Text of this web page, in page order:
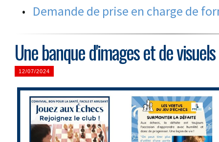
• Demande de prise en charge de
Une banque d'images et de
12/07/2024